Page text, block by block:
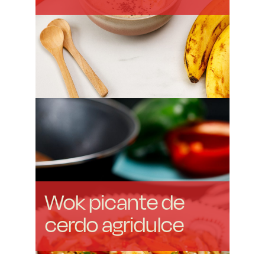
Wok picante de
cerdo agridulce